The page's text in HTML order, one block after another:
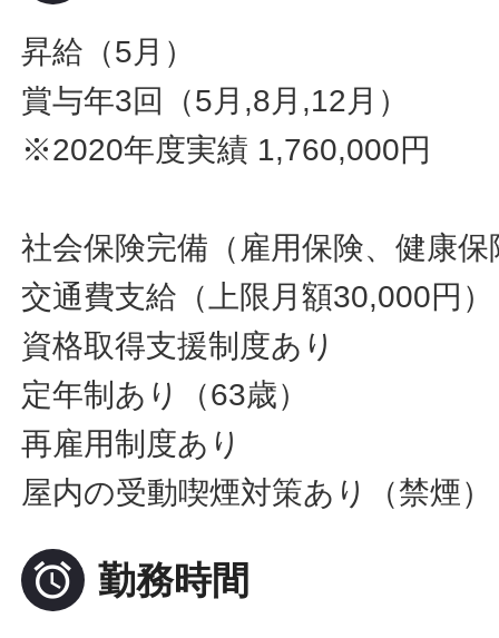
昇給（5月）
賞与年3回（5月,8月,12月）
※2020年度実績 1,760,000円
社会保険完備（雇用保険、健康
交通費支給（上限月額30,000円）
資格取得支援制度あり
定年制あり（63歳）
再雇用制度あり
屋内の受動喫煙対策あり（禁煙）
 勤務時間